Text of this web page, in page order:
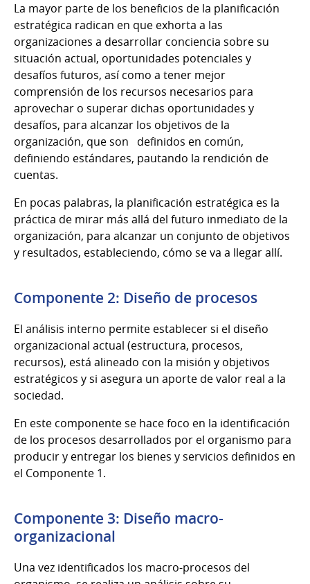
La mayor parte de los beneficios de la planificación
estratégica radican en que exhorta a las
organizaciones a desarrollar conciencia sobre su
situación actual, oportunidades potenciales y
desafíos futuros, así como a tener mejor
comprensión de los recursos necesarios para
aprovechar o superar dichas oportunidades y
desafíos, para alcanzar los objetivos de la
organización, que son definidos en común,
definiendo estándares, pautando la rendición de
cuentas.
En pocas palabras, la planificación estratégica es la
práctica de mirar más allá del futuro inmediato de la
organización, para alcanzar un conjunto de objetivos
y resultados, estableciendo, cómo se va a llegar allí.
Componente 2: Diseño de procesos
El análisis interno permite establecer si el diseño
organizacional actual (estructura, procesos,
recursos), está alineado con la misión y objetivos
estratégicos y si asegura un aporte de valor real a la
sociedad.
En este componente se hace foco en la identificación
de los procesos desarrollados por el organismo para
producir y entregar los bienes y servicios definidos en
el Componente 1.
Componente 3: Diseño macro-
organizacional
Una vez identificados los macro-procesos del